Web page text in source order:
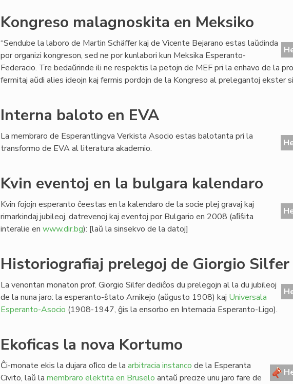
Kongreso malagnoskita en Meksiko
“Sendube la laboro de Martin Schäffer kaj de Vicente Bejarano estas laŭdinda
por organizi kongreson, sed ne por kunlabori kun Meksika Esperanto-
Federacio. Tre bedaŭrinde ili ne respektis la petojn de MEF pri la enhavo de la
fermitaj aŭdi alies ideojn kaj fermis pordojn de la Kongreso al prelegantoj ekster
Interna baloto en EVA
La membraro de Esperantlingva Verkista Asocio estas balotanta pri la
transformo de EVA al literatura akademio.
Kvin eventoj en la bulgara kalendaro
Kvin fojojn esperanto ĉeestas en la kalendaro de la socie plej gravaj kaj
rimarkindaj jubileoj, datrevenoj kaj eventoj por Bulgario en 2008 (aﬁŝita
interalie en www.dir.bg): [laŭ la sinsekvo de la datoj]
Historiografiaj prelegoj de Giorgio Silfer
La venontan monaton prof. Giorgio Silfer dediĉos du prelegojn al la du jubileoj
de la nuna jaro: la esperanto-ŝtato Amikejo (aŭgusto 1908) kaj Universala
Esperanto-Asocio (1908-1947, ĝis la ensorbo en Internacia Esperanto-Ligo).
Ekoficas la nova Kortumo
Ĉi-monate ekis la dujara oﬁco de la arbitracia instanco de la Esperanta
Civito, laŭ la membraro elektita en Bruselo antaŭ precize unu jaro fare de